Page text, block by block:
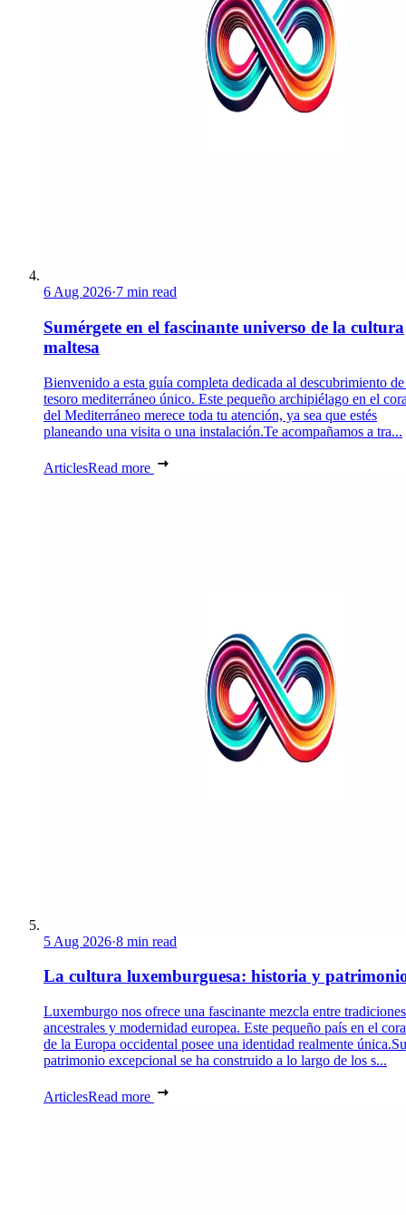
6 Aug 2026·7 min read
Sumérgete en el fascinante universo de la cultura
maltesa
Bienvenido a esta guía completa dedicada al descubrimiento
tesoro mediterráneo único. Este pequeño archipiélago en el
del Mediterráneo merece toda tu atención, ya sea que estés
planeando una visita o una instalación.Te acompañamos a tra...
ArticlesRead more
5 Aug 2026·8 min read
La cultura luxemburguesa: historia y
Luxemburgo nos ofrece una fascinante mezcla entre tradiciones
ancestrales y modernidad europea. Este pequeño país en el
de la Europa occidental posee una identidad realmente única.Su
patrimonio excepcional se ha construido a lo largo de los s...
ArticlesRead more